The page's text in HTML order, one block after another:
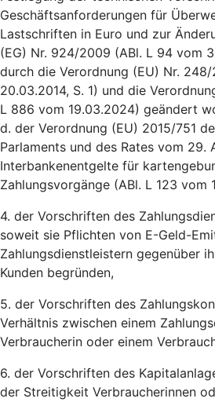
Geschäftsanforderungen für
Lastschriften in Euro und zur
(EG) Nr. 924/2009 (ABl. L 94 vom
durch die Verordnung (EU) Nr.
20.03.2014, S. 1) und die
L 886 vom 19.03.2024) geändert
d. der Verordnung (EU) 2015/751
Parlaments und des Rates vom 29.
Interbankenentgelte für
Zahlungsvorgänge (ABl. L 123 vom
4. der Vorschriften des
soweit sie Pflichten von E-Geld-
Zahlungsdienstleistern gegenüber
Kunden begründen,
5. der Vorschriften des
Verhältnis zwischen einem
Verbraucherin oder einem
6. der Vorschriften des
der Streitigkeit Verbraucherinnen